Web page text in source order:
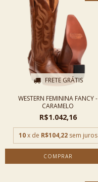
FRETE GRÁTIS
WESTERN FEMININA FANCY -
CARAMELO
R$1.042,16
10 x de R$104,22 sem juros
COMPRAR